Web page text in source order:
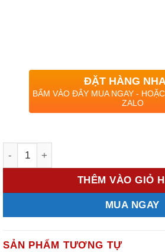
ĐẶT HÀNG
BẤM VÀO ĐÂY MUA NGAY -
ZALO
THÊM VÀO GIỎ
MUA NGAY
SẢN PHẨM TƯƠNG TỰ